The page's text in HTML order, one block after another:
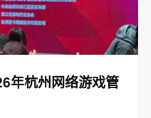
年杭州网络游戏管